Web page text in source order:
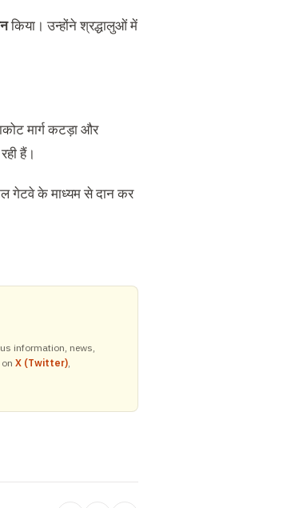
किया। उन्होंने श्रद्धालुओं में
मार्ग कटड़ा और
हैं।
गेटवे के माध्यम से दान कर
information, news,
X (Twitter),